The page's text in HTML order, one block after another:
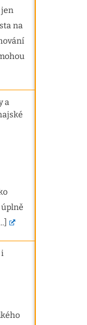
jen
na
a
i